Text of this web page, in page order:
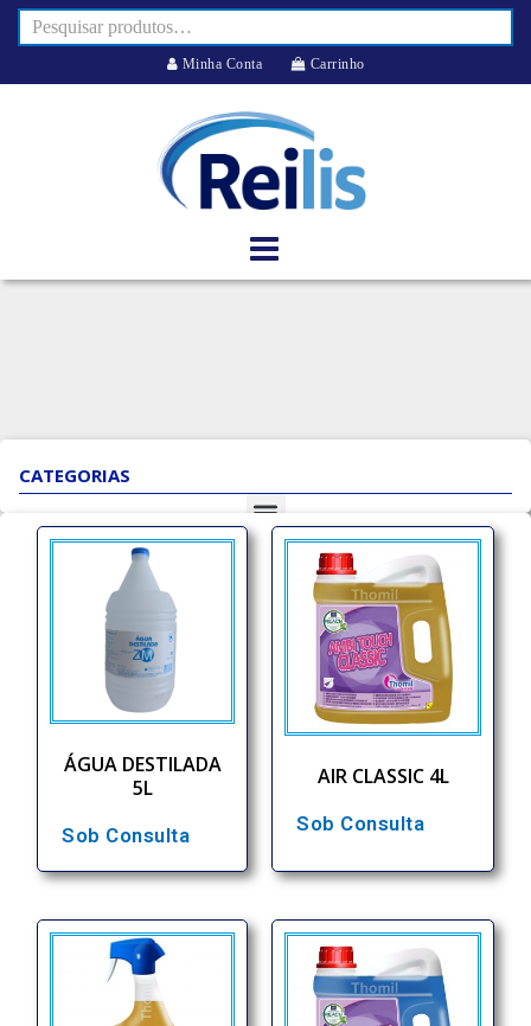
Minha Conta Carrinho
CATEGORIAS
ÁGUA DESTILADA
5L
Sob Consulta
AIR CLASSIC 4L
Sob Consulta